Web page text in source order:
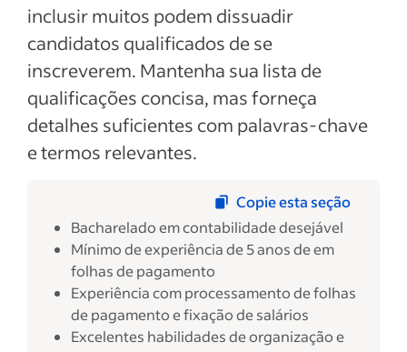
inclusir muitos podem dissuadir
candidatos qualificados de se
inscreverem. Mantenha sua lista de
qualificações concisa, mas forneça
detalhes suficientes com palavras-chave
e termos relevantes.
Copie esta seção
Bacharelado em contabilidade desejável
Mínimo de experiência de 5 anos de em
folhas de pagamento
Experiência com processamento de folhas
de pagamento e fixação de salários
Excelentes habilidades de organização e